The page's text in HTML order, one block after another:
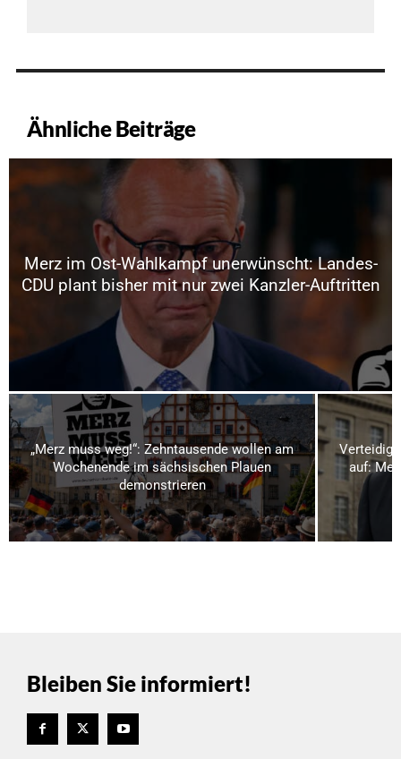
Ähnliche Beiträge
Merz im Ost-Wahlkampf unerwünscht: Landes-
CDU plant bisher mit nur zwei Kanzler-Auftritten
„Merz muss weg!“: Zehntausende wollen am
Wochenende im sächsischen Plauen
demonstrieren
auf:
Bleiben Sie informiert!